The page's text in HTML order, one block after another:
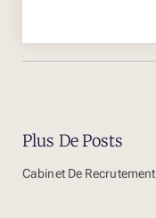
Plus De Posts
Cabinet De